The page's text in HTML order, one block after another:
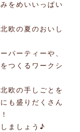
をめいいっぱい
欧の夏のおいし
パーティーや、
つくるワークシ
欧の手しごとを
も盛りだくさん
ましょう♪